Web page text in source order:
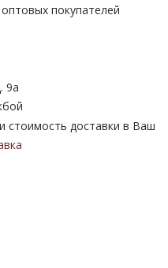
покупателей
9а
стоимость доставки в Ваш